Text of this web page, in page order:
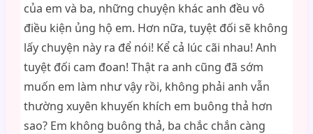
của em và ba, những chuyện khác anh đều vô
điều kiện ủng hộ em. Hơn nữa, tuyệt đối sẽ không
lấy chuyện này ra để nói! Kể cả lúc cãi nhau! Anh
tuyệt đối cam đoan! Thật ra anh cũng đã sớm
muốn em làm như vậy rồi, không phải anh vẫn
thường xuyên khuyến khích em buông thả hơn
sao? Em không buông thả, ba chắc chắn càng